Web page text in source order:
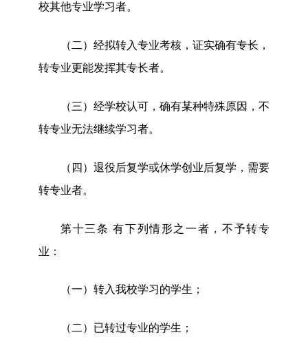
校其他专业学习者。
（ 二 ） 经拟转入专业考核，证实确有专长，
转专业更能发挥其专长者。
（三） 经学校认可， 确有某种特殊原因，不
转专业无法继续学习者。
（四 ） 退役后复学或休学创业后复学，需要
转专业者。
第十三条 有下列情形之一者，不予转专
业：
（一）转入我校学习的学生；
（二）已转过专业的学生 ；